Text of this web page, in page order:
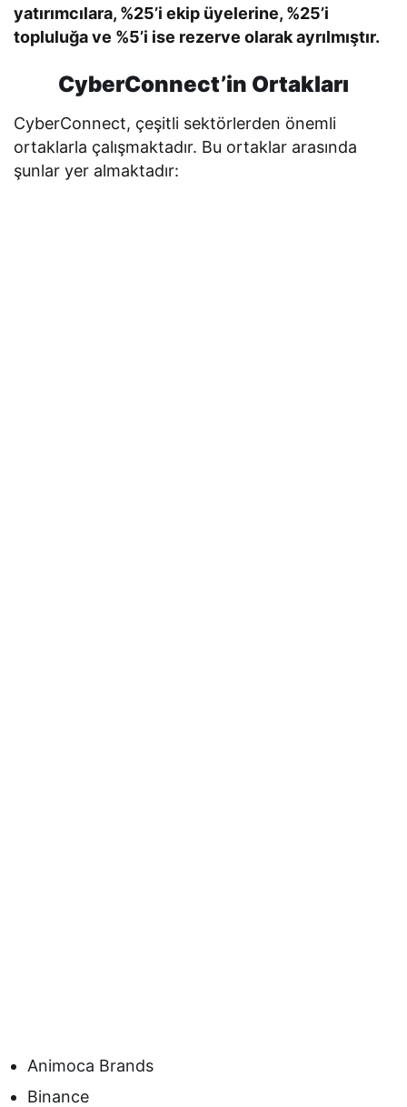
yatırımcılara, %25’i ekip üyelerine, %25’i
topluluğa ve %5’i ise rezerve olarak ayrılmıştır.
CyberConnect’in Ortakları
CyberConnect, çeşitli sektörlerden önemli
ortaklarla çalışmaktadır. Bu ortaklar arasında
şunlar yer almaktadır:
Animoca Brands
Binance